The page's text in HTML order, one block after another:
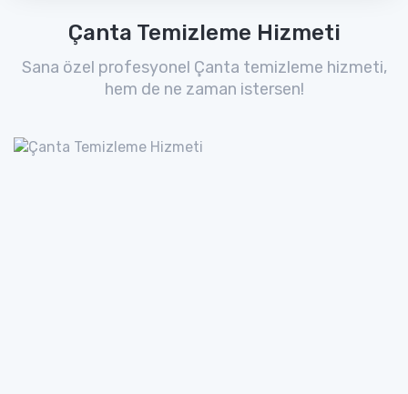
Çanta Temizleme Hizmeti
Sana özel profesyonel Çanta temizleme hizmeti,
hem de ne zaman istersen!